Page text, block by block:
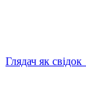
Глядач як свідок